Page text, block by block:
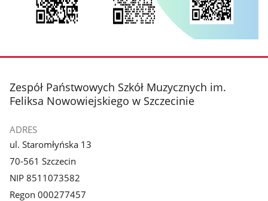
stopka
Zespół Państwowych Szkół Muzycznych im.
Feliksa Nowowiejskiego w Szczecinie
ADRES
ul. Staromłyńska 13
70-561 Szczecin
NIP 8511073582
Regon 000277457